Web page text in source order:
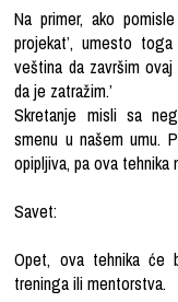
Na primer, ako
projekat’, umesto
veština da završim
da je zatražim.’
Skretanje misli sa
smenu u našem umu.
opipljiva, pa ova
Savet:
Opet, ova tehnika će
treninga ili mentorstva.